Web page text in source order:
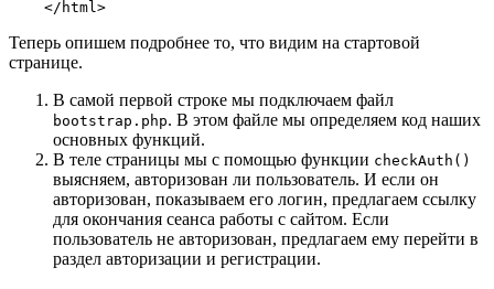
Теперь опишем подробнее то, что видим на стартовой
странице.
В самой первой строке мы подключаем файл
bootstrap.php. В этом файле мы определяем код наших
основных функций.
В теле страницы мы с помощью функции checkAuth()
выясняем, авторизован ли пользователь. И если он
авторизован, показываем его логин, предлагаем ссылку
для окончания сеанса работы с сайтом. Если
пользователь не авторизован, предлагаем ему перейти в
раздел авторизации и регистрации.